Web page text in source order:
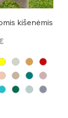
kišenėmis